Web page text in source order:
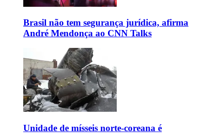
Brasil não tem segurança jurídica, afirma
André Mendonça ao CNN Talks
Unidade de mísseis norte-coreana é